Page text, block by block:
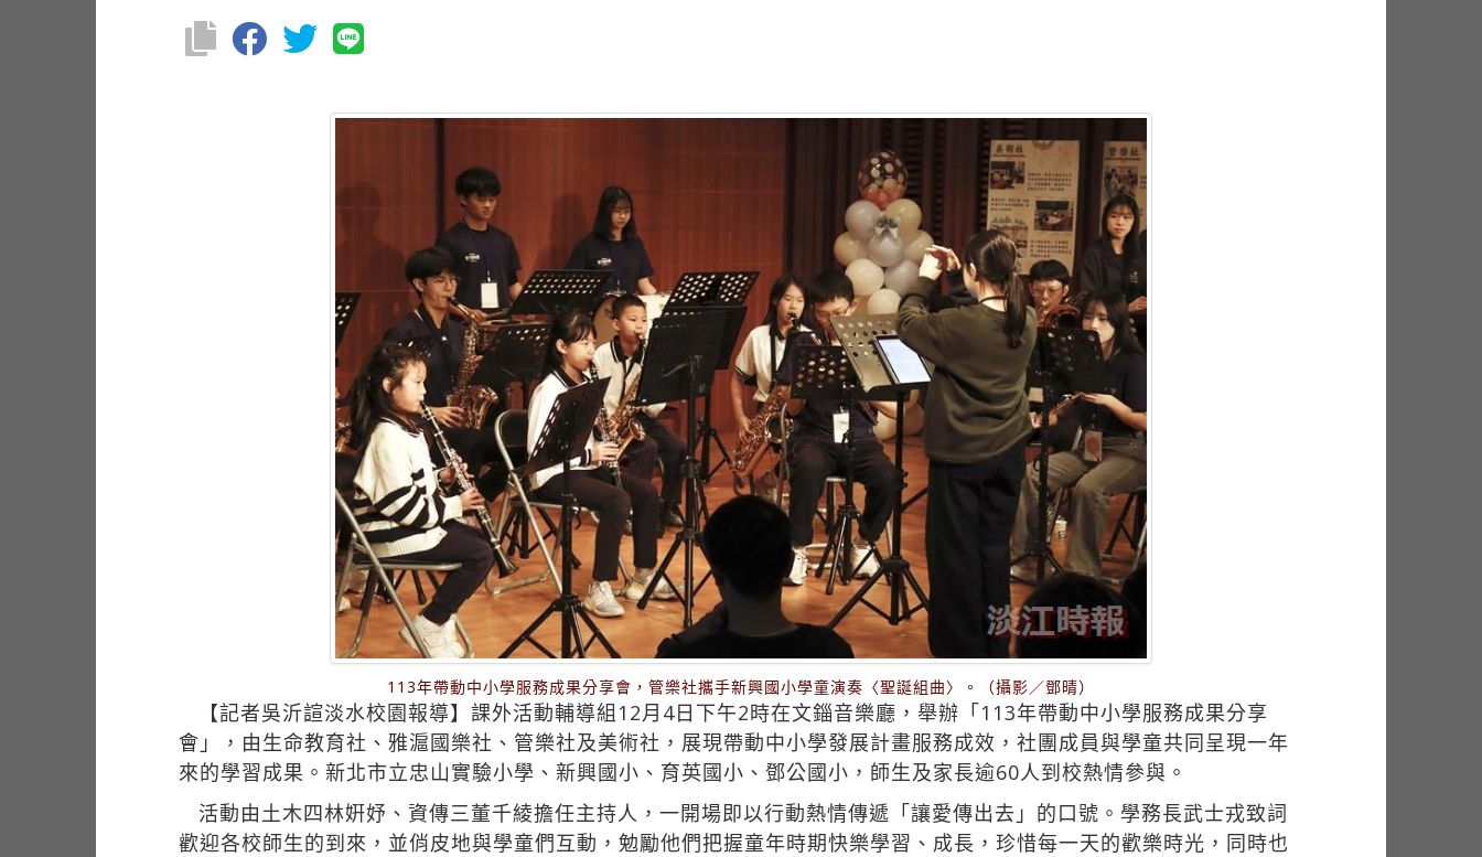
113年帶動中小學服務成果分享會，管樂社攜手新興國小學童演奏〈聖誕組曲〉。（攝影／鄧晴）
【記者吳沂諠淡水校園報導】課外活動輔導組12月4日下午2時在文錙音樂廳，舉辦「113年帶動中小學服務成果分享
會」，由生命教育社、雅滬國樂社、管樂社及美術社，展現帶動中小學發展計畫服務成效，社團成員與學童共同呈現一年
來的學習成果。新北市立忠山實驗小學、新興國小、育英國小、鄧公國小，師生及家長逾60人到校熱情參與。
活動由土木四林姸妤、資傳三董千綾擔任主持人，一開場即以行動熱情傳遞「讓愛傳出去」的口號。學務長武士戎致詞
歡迎各校師生的到來，並俏皮地與學童們互動，勉勵他們把握童年時期快樂學習、成長，珍惜每一天的歡樂時光，同時也